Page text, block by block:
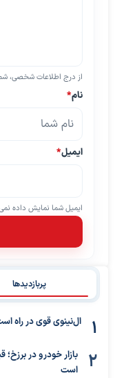
از درج اطلاعات شخصی،
نام*
ایمیل*
ایمیل شما نمایش داده
پربازدیدها
ال‌نینوی قوی در راه
بازار خودرو در
است